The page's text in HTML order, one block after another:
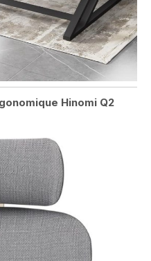
Hinomi Q2